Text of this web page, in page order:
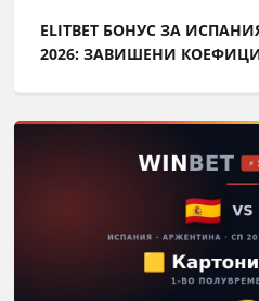
ELITBET БОНУС ЗА
2026: ЗАВИШЕНИ